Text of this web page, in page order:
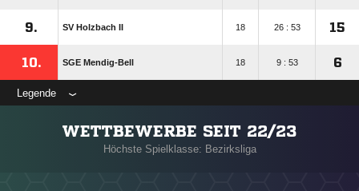
9. SV Holzbach II 18 26 : 53 15
10. SGE Mendig-Bell 18 9 : 53 6
Legende
WETTBEWERBE SEIT 22/23
Höchste Spielklasse: Bezirksliga